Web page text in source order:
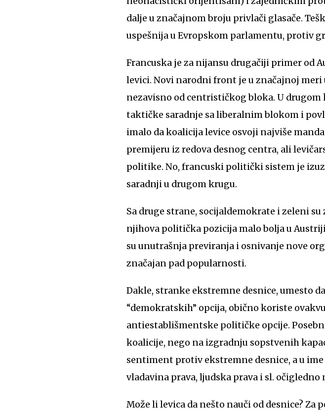
dalje u značajnom broju privlači glasače.
uspešnija u Evropskom parlamentu, protiv
Francuska je za nijansu drugačiji primer od
levici. Novi narodni front je u značajnoj
nezavisno od centrističkog bloka. U
taktičke saradnje sa liberalnim blokom i
imalo da koalicija levice osvoji najviše
premijeru iz redova desnog centra, ali
politike. No, francuski politički sistem je
saradnji u drugom krugu.
Sa druge strane, socijaldemokrate i zeleni
njihova politička pozicija malo bolja u
su unutrašnja previranja i osnivanje nove
značajan pad popularnosti.
Dakle, stranke ekstremne desnice, umesto
“demokratskih” opcija, obično koriste
antiestablišmentske političke opcije.
koalicije, nego na izgradnju sopstvenih
sentiment protiv ekstremne desnice, a u
vladavina prava, ljudska prava i sl. očigledno
Može li levica da nešto nauči od desnice? Za